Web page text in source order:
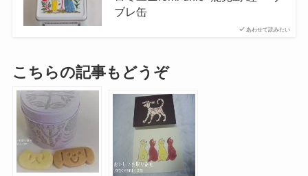
あわせて読みたい
ブレ缶
こちらの記事もどうぞ